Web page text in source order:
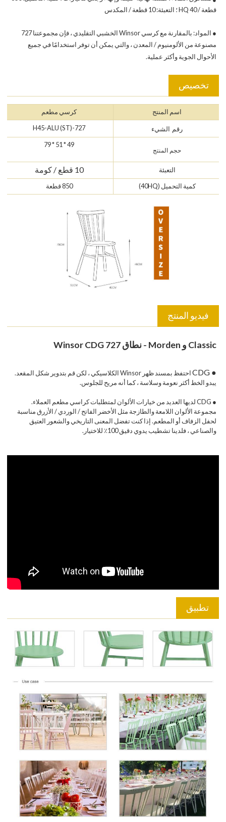
قطعة / 40 HQ ؛ التعبئة: 10 قطعة / المكدس
● المواد: بالمقارنة مع كرسي Winsor الخشبي التقليدي ، فإن مجموعتنا 727
مصنوعة من الألومنيوم / المعدن ، والتي يمكن أن توفر استخدامًا في جميع
الأحوال الجوية وأكثر عملية.
تخصيص
اسم المنتج كرسي مطعم
رقم الشيء 727-H45-ALU (ST)
حجم المنتج
49 * 51 * 79
التعبئة 10 قطع / كومة
كمية التحميل (40HQ) 850 قطعة
فيديو المنتج
Classic و Morden - نطاق Winsor CDG 727
● CDG
احتفظ بمسند ظهر Winsor الكلاسيكي ، لكن قم بتدوير شكل المقعد.
يبدو الخط أكثر نعومة وسلاسة ، كما أنه مريح للجلوس.
● CDG لديها العديد من خيارات الألوان لمتطلبات كراسي مطعم العملاء.
مجموعة الألوان اللامعة والطازجة مثل الأخضر الفاتح / الوردي / الأزرق مناسبة
لحفل الزفاف أو المطعم. إذا كنت تفضل المعنى التاريخي والشعور العتيق
والصناعي ، فلدينا تشطيب يدوي دقيق 100٪ للاختيار.
تطبيق